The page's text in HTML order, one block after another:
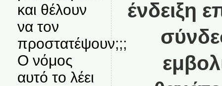
και θέλουν
να τον
προστατέψουν;;;
Ο νόμος
αυτό το λέει
ένδειξη